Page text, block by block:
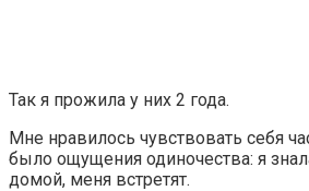
Так я прожила у них 2 года.
Мне нравилось чувствовать себя
было ощущения одиночества: я
домой, меня встретят.